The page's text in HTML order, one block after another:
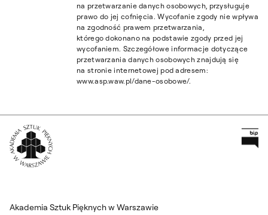
na przetwarzanie danych osobowych, przysługuje
prawo do jej cofnięcia. Wycofanie zgody nie wpływa
na zgodność prawem przetwarzania,
którego dokonano na podstawie zgody przed jej
wycofaniem. Szczegółowe informacje dotyczące
przetwarzania danych osobowych znajdują się
na stronie internetowej pod adresem:
www.asp.waw.pl/dane-osobowe/.
Akademia Sztuk Pięknych w Warszawie